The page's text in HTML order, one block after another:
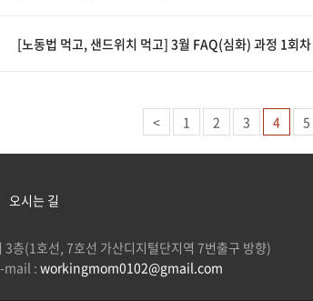
[노동법 먹고, 샌드위치 먹고] 3월 FAQ(심화) 과정 1회
< 1 2 3 4 5
오시는 길
층(1호선, 7호선 가산디지털단지역 7번출구 방향)
mail :workingmom0102@gmail.com